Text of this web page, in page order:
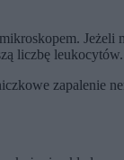
Jeżeli
liczbę leukocytów.
zapalenie